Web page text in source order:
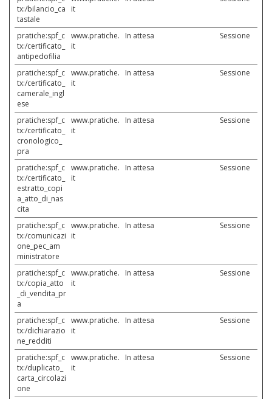
tx:/bilancio_ca
tastale
it
pratiche:spf_c
tx:/certificato_
antipedofilia
www.pratiche.
it
In attesa Sessione
pratiche:spf_c
tx:/certificato_
camerale_ingl
ese
www.pratiche.
it
In attesa Sessione
pratiche:spf_c
tx:/certificato_
cronologico_
pra
www.pratiche.
it
In attesa Sessione
pratiche:spf_c
tx:/certificato_
estratto_copi
a_atto_di_nas
cita
www.pratiche.
it
In attesa Sessione
pratiche:spf_c
tx:/comunicazi
one_pec_am
ministratore
www.pratiche.
it
In attesa Sessione
pratiche:spf_c
tx:/copia_atto
_di_vendita_pr
a
www.pratiche.
it
In attesa Sessione
pratiche:spf_c
tx:/dichiarazio
ne_redditi
www.pratiche.
it
In attesa Sessione
pratiche:spf_c
tx:/duplicato_
carta_circolazi
one
www.pratiche.
it
In attesa Sessione